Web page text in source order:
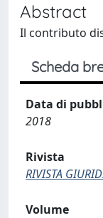
Abstract
Il contributo
Scheda
Data di
2018
Rivista
RIVISTA
Volume